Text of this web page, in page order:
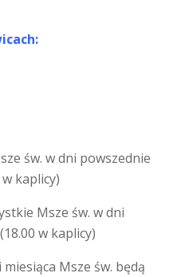
św. w dni powszednie
kaplicy)
Msze św. w dni
w kaplicy)
Msze św. będą